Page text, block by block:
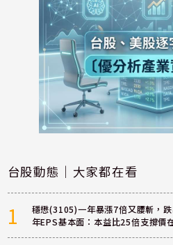
台股動態｜大家都在看
1
穩懋(3105)一年暴漲7倍又腰斬，
年EPS基本面：本益比25倍支撐價